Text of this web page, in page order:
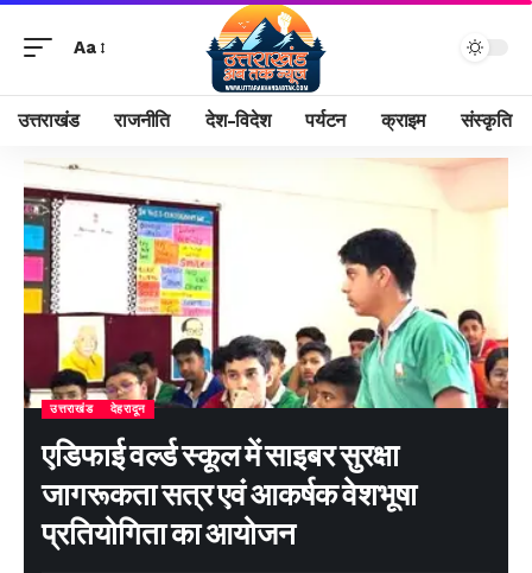
Aa
उत्तराखंड राजनीति देश-विदेश पर्यटन क्राइम संस्कृति
उत्तराखंड देहरादून
एडिफाई वर्ल्ड स्कूल में साइबर सुरक्षा
जागरूकता सत्र एवं आकर्षक वेशभूषा
प्रतियोगिता का आयोजन